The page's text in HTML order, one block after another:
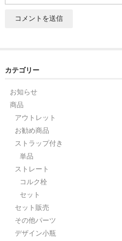
お問い合わせ
カテゴリー
お知らせ
商品
アウトレット
お勧め商品
ストラップ付き
単品
ストレート
コルク栓
セット
セット販売
その他パーツ
デザイン小瓶